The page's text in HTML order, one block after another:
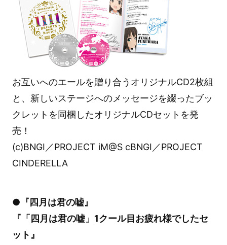
お互いへのエールを贈り合うオリジナルCD2枚組
と、新しいステージへのメッセージを綴ったブッ
クレットを同梱したオリジナルCDセットを発
売！
(c)BNGI／PROJECT iM@S cBNGI／PROJECT
CINDERELLA
●『四月は君の嘘』
『「四月は君の嘘」1クール目お疲れ様でしたセ
ット』